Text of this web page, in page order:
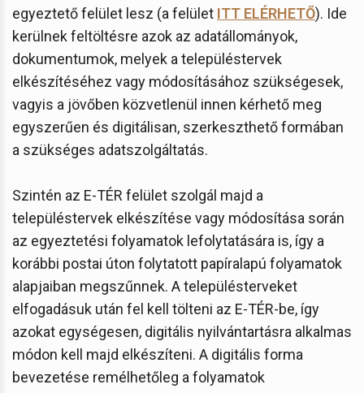
egyeztető felület lesz (a felület ITT ELÉRHETŐ). Ide
kerülnek feltöltésre azok az adatállományok,
dokumentumok, melyek a településtervek
elkészítéséhez vagy módosításához szükségesek,
vagyis a jövőben közvetlenül innen kérhető meg
egyszerűen és digitálisan, szerkeszthető formában
a szükséges adatszolgáltatás.
Szintén az E-TÉR felület szolgál majd a
településtervek elkészítése vagy módosítása során
az egyeztetési folyamatok lefolytatására is, így a
korábbi postai úton folytatott papíralapú folyamatok
alapjaiban megszűnnek. A településterveket
elfogadásuk után fel kell tölteni az E-TÉR-be, így
azokat egységesen, digitális nyilvántartásra alkalmas
módon kell majd elkészíteni. A digitális forma
bevezetése remélhetőleg a folyamatok